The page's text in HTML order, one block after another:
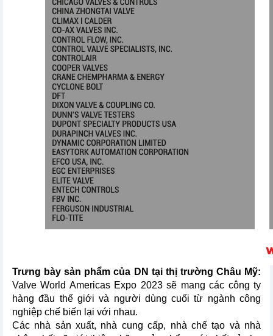
Trưng bày sản phẩm của DN tại thị trường Châu Mỹ:
Valve World Americas Expo 2023 sẽ mang các công ty
hàng đầu thế giới và người dùng cuối từ ngành công
nghiệp chế biến lại với nhau.
Các nhà sản xuất, nhà cung cấp, nhà chế tạo và nhà